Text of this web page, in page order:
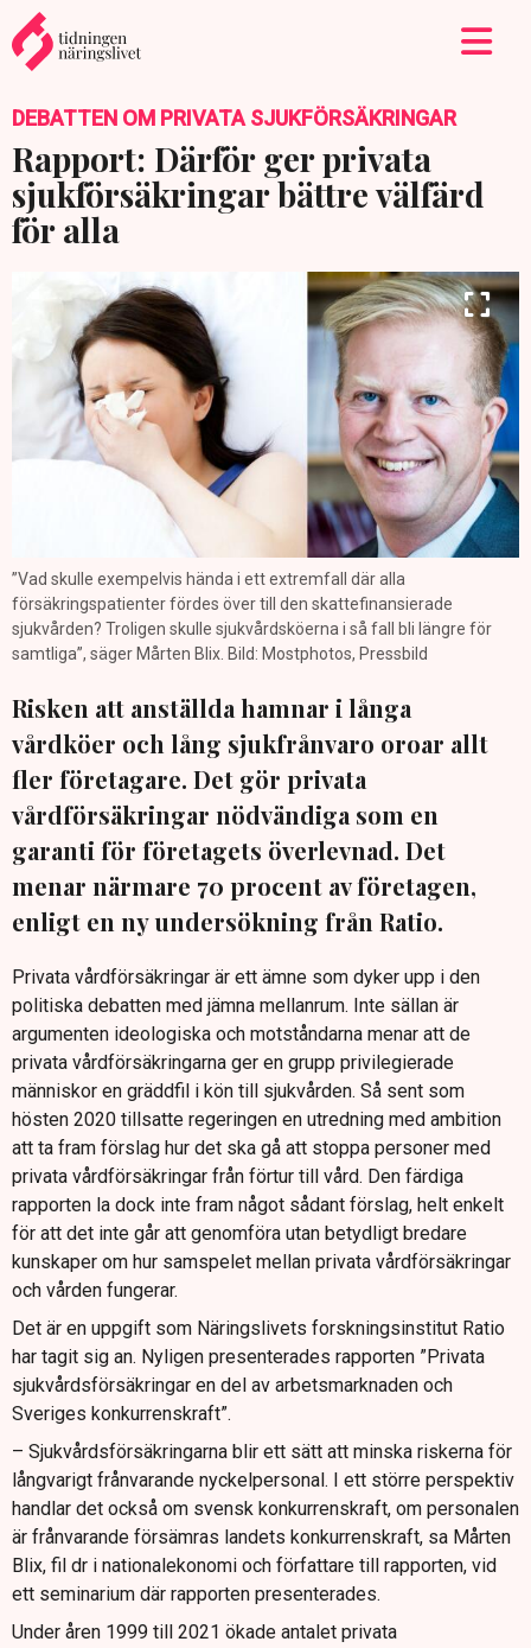
DEBATTEN OM PRIVATA SJUKFÖRSÄKRINGAR
Rapport: Därför ger privata
sjukförsäkringar bättre välfärd
för alla
”Vad skulle exempelvis hända i ett extremfall där alla
försäkringspatienter fördes över till den skattefinansierade
sjukvården? Troligen skulle sjukvårdsköerna i så fall bli längre för
samtliga”, säger Mårten Blix. Bild: Mostphotos, Pressbild
Risken att anställda hamnar i långa
vårdköer och lång sjukfrånvaro oroar allt
fler företagare. Det gör privata
vårdförsäkringar nödvändiga som en
garanti för företagets överlevnad. Det
menar närmare 70 procent av företagen,
enligt en ny undersökning från Ratio.
Privata vårdförsäkringar är ett ämne som dyker upp i den
politiska debatten med jämna mellanrum. Inte sällan är
argumenten ideologiska och motståndarna menar att de
privata vårdförsäkringarna ger en grupp privilegierade
människor en gräddfil i kön till sjukvården. Så sent som
hösten 2020 tillsatte regeringen en utredning med ambition
att ta fram förslag hur det ska gå att stoppa personer med
privata vårdförsäkringar från förtur till vård. Den färdiga
rapporten la dock inte fram något sådant förslag, helt enkelt
för att det inte går att genomföra utan betydligt bredare
kunskaper om hur samspelet mellan privata vårdförsäkringar
och vården fungerar.
Det är en uppgift som Näringslivets forskningsinstitut Ratio
har tagit sig an. Nyligen presenterades rapporten ”Privata
sjukvårdsförsäkringar en del av arbetsmarknaden och
Sveriges konkurrenskraft”.
– Sjukvårdsförsäkringarna blir ett sätt att minska riskerna för
långvarigt frånvarande nyckelpersonal. I ett större perspektiv
handlar det också om svensk konkurrenskraft, om personalen
är frånvarande försämras landets konkurrenskraft, sa Mårten
Blix, fil dr i nationalekonomi och författare till rapporten, vid
ett seminarium där rapporten presenterades.
Under åren 1999 till 2021 ökade antalet privata